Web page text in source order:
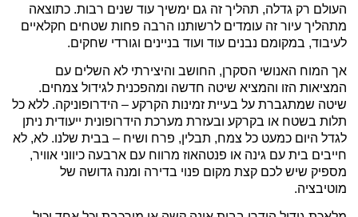
העולם רק גדלה, תהליך זה גם ימשיך עוד שנים רבות. כתוצאה
מתהליך עיור זה עומדים לרשותנו הרבה פחות שטחים חקלאיים
לעיבוד, במקומם נבנים עוד ועוד בניינים וגורדי שחקים.
אך המוח האנושי הסקרן, החושב והיצירתי לא השלים עם
המציאות הזו והמציא שיטה חדשה ומהפכנית לגידול צמחים.
שיטה שמתגברת על בעיית זמינות הקרקע – הידרופוניקה. ללא כל
תלות בשטח או בקרקע ובעזרת מערכת הידרופונית ייעודית ניתן
לגדל היום כמעט כל צמח, תבלין, פרח ושיח – בבית שלנו. לא, לא
חייבים בית עם גינה או פנטהאוז מרווח עם ארבעה כיווני אוויר,
מספיק שיש לכם קצת מקום פנוי בדירה ומנה גדושה של
מוטיבציה.